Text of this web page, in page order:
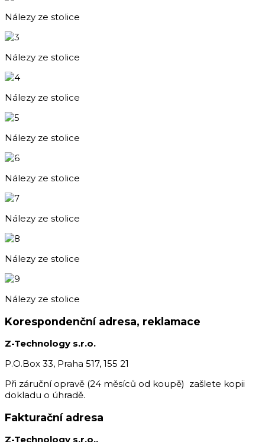
Nálezy ze stolice
Nálezy ze stolice
Nálezy ze stolice
Nálezy ze stolice
Nálezy ze stolice
Nálezy ze stolice
Nálezy ze stolice
Nálezy ze stolice
Korespondenční adresa, reklamace
Z-Technology s.r.o.
P.O.Box 33, Praha 517, 155 21
Při záruční opravě (24 měsíců od koupě) zašlete kopii
dokladu o úhradě.
Fakturační adresa
Z-Technology s.r.o.,